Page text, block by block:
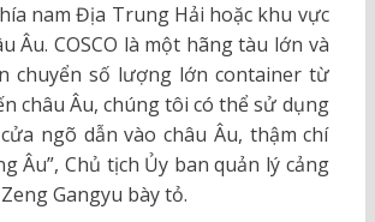
nam Địa Trung Hải hoặc khu vực
Âu. COSCO là một hãng tàu lớn và
chuyển số lượng lớn container từ
châu Âu, chúng tôi có thể sử dụng
ngõ dẫn vào châu Âu, thậm chí
Âu”, Chủ tịch Ủy ban quản lý cảng
Gangyu bày tỏ.